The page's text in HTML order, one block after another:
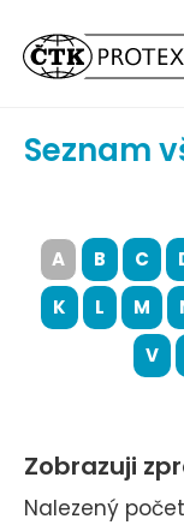
Seznam
A B C
K
L M
V
Zobrazuji
Nalezený